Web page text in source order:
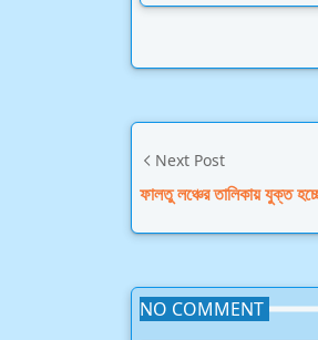
Next Post
ফালতু লঞ্চের তালিকায় যুক্ত
NO COMMENT